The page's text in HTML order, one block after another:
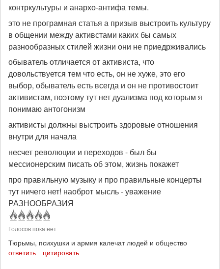
контркультуры и анархо-антифа темы.
это не програмная статья а призыв выстроить культуру
в общении между активстами каких бы самых
разнообразных стилей жизни они не приедрживались
обыватель отличается от активиста, что
довольствуется тем что есть, он не хуже, это его
выбор, обыватель есть всегда и он не противостоит
активистам, поэтому тут нет дуализма под которым я
понимаю антогонизм
активисты должны выстроить здоровые отношения
внутри для начала
несчет революции и переходов - был бы
мессионерским писать об этом, жизнь покажет
про правильную музыку и про правильные концерты
тут ничего нет! наоброт мысль - уважение
РАЗНООБРАЗИЯ
Голосов пока нет
Тюрьмы, психушки и армия калечат людей и общество
ответить
цитировать